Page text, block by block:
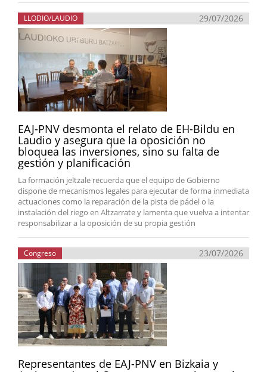
LLODIO/LAUDIO 29/07/2026
EAJ-PNV desmonta el relato de EH-Bildu en
Laudio y asegura que la oposición no
bloquea las inversiones, sino su falta de
gestión y planificación
La formación jeltzale recuerda que el equipo de Gobierno
dispone de mecanismos legales para ejecutar de forma inmediata
actuaciones como la reparación de la pista de pádel o la
instalación del riego en Altzarrate y lamenta que vuelva a intentar
responsabilizar a la oposición de su propia gestión
Congreso 23/07/2026
Representantes de EAJ-PNV en Bizkaia y